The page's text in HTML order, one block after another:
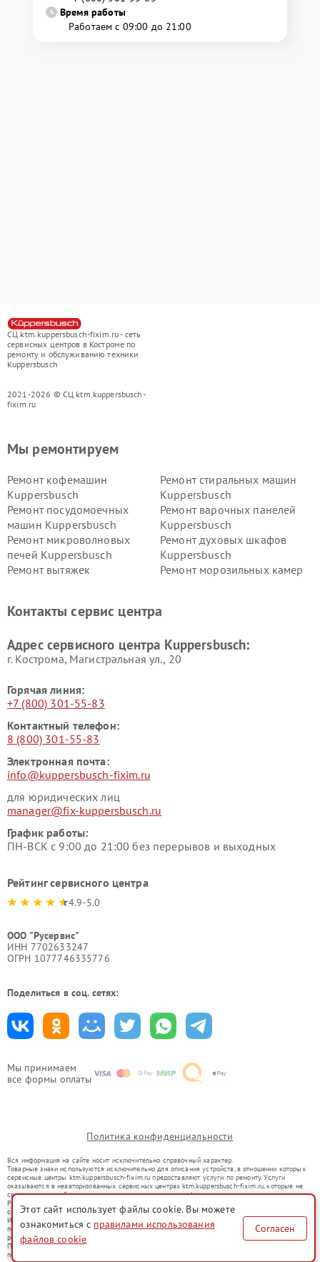
Время работы
Работаем с 09:00 до 21:00
СЦ ktm.kuppersbusch-fixim.ru - сеть
сервисных центров в Костроме по
ремонту и обслуживанию техники
Kuppersbusch
2021-2026 © СЦ ktm.kuppersbusch-
fixim.ru
Мы принимаем
все формы оплаты
Мы ремонтируем
Ремонт кофемашин
Kuppersbusch
Ремонт стиральных машин
Kuppersbusch
Ремонт посудомоечных
машин Kuppersbusch
Ремонт варочных панелей
Kuppersbusch
Ремонт микроволновых
печей Kuppersbusch
Ремонт духовых шкафов
Kuppersbusch
Ремонт вытяжек
Ремонт морозильных камер
Kuppersbusch
вакуумных упаковщиков
Ремонт сушильных машин Kuppersbusch
Контакты сервис центра
Адрес сервисного центра Kuppersbusch:
г. Кострома, Магистральная ул., 20
Горячая линия:
+7 (800) 301-55-83
Контактный телефон:
8 (800) 301-55-83
Электронная почта:
info@kuppersbusch-fixim.ru
для юридических лиц
manager@fix-kuppersbusch.ru
График работы:
ПН-ВСК с 9:00 до 21:00 без перерывов и выходных
Рейтинг сервисного центра
4.9-5.0
ООО "Русервис"
ИНН 7702633247
ОГРН 1077746335776
Поделиться в соц. сетях:
Политика конфиденциальности
Вся информация на сайте носит исключительно справочный характер.
Товарные знаки используются исключительно для описания устройств, в отношении которых
сервисные центры ktm.kuppersbusch-fixim.ru предоставляют услуги по ремонту. Услуги
оказываются в неавторизованных сервисных центрах ktm.kuppersbusch-fixim.ru, которые не
связаны с правообладателями товарных знаков или их официальными представителями.
Ремонт осуществляется для устройств, уже введенных в гражданский оборот в соответствии
со статьей 1487 ГК РФ.
Использование товарных знаков не преследует цели индивидуализации услуг или введения
потребителей в заблуждение, а служит для информирования о предоставляемых услугах по
ремонту техники указанных брендов.
Представленная на сайте информация не является публичной офертой, определяемой
положениями Статьи 437(2) Гражданского кодекса РФ
Этот сайт использует файлы cookie. Вы можете
ознакомиться с правилами использования
файлов cookie
Согласен